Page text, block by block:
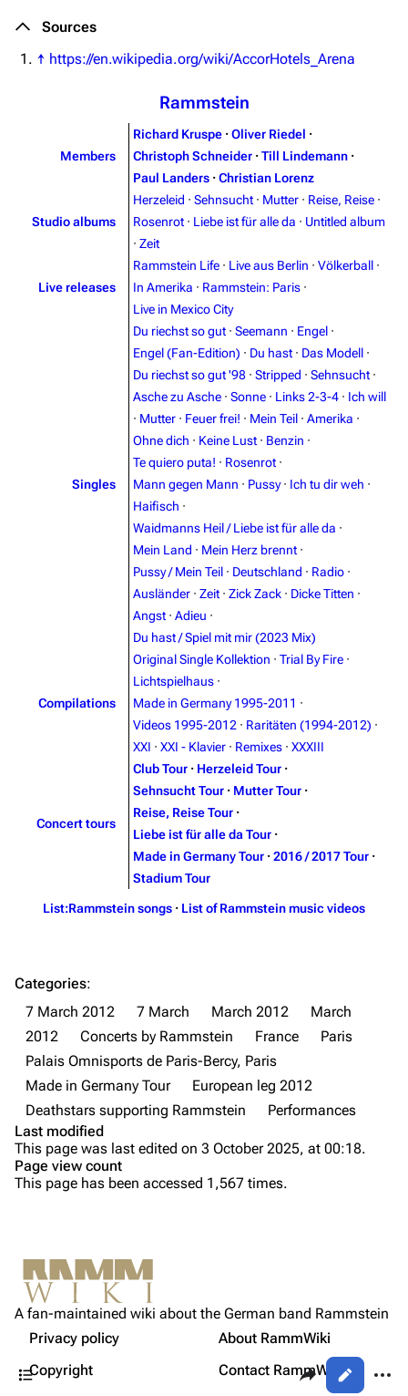
3.4K 12 290.4K
Navigation
Main page
Random page
Rammstein
Information
Discography
Videography
Song list
Merchandise
Emigrate
Discography
Videography
Song list
Merchandise
Lindemann
Information
Discography
Videography
Song list
Tour dates
Discography
Videography
Song list
Tour dates
Merchandise
Discography
Videography
Song list
Members
Christoph Schneider
Till Lindemann
Paul Landers
Christian Lorenz
Not logged in
Your IP address will be publicly visible if you make any
edits.
Log in
Share this page
Views
Purge
Get shortened URL
Expand all
Sources
↑ https://en.wikipedia.org/wiki/AccorHotels_Arena
Rammstein
Members
Richard Kruspe · Oliver Riedel ·
Christoph Schneider · Till Lindemann ·
Paul Landers · Christian Lorenz
Studio albums
Herzeleid · Sehnsucht · Mutter · Reise, Reise ·
Rosenrot · Liebe ist für alle da · Untitled album
· Zeit
Live releases
Rammstein Life · Live aus Berlin · Völkerball ·
In Amerika · Rammstein: Paris ·
Live in Mexico City
Singles
Du riechst so gut · Seemann · Engel ·
Engel (Fan-Edition) · Du hast · Das Modell ·
Du riechst so gut '98 · Stripped · Sehnsucht ·
Asche zu Asche · Sonne · Links 2-3-4 · Ich will
· Mutter · Feuer frei! · Mein Teil · Amerika ·
Ohne dich · Keine Lust · Benzin ·
Te quiero puta! · Rosenrot ·
Mann gegen Mann · Pussy · Ich tu dir weh ·
Haifisch ·
Waidmanns Heil / Liebe ist für alle da ·
Mein Land · Mein Herz brennt ·
Pussy / Mein Teil · Deutschland · Radio ·
Ausländer · Zeit · Zick Zack · Dicke Titten ·
Angst · Adieu ·
Du hast / Spiel mit mir (2023 Mix)
Compilations
Original Single Kollektion · Trial By Fire ·
Lichtspielhaus ·
Made in Germany 1995-2011 ·
Videos 1995-2012 · Raritäten (1994-2012) ·
XXI · XXI - Klavier · Remixes · XXXIII
Concert tours
Club Tour · Herzeleid Tour ·
Sehnsucht Tour · Mutter Tour ·
Reise, Reise Tour ·
Liebe ist für alle da Tour ·
Made in Germany Tour · 2016 / 2017 Tour ·
Stadium Tour
List:Rammstein songs · List of Rammstein music videos
Contents
Video
Trivia
Sources
Categories:
7 March 2012
7 March March 2012
March
2012
Concerts by Rammstein France
Paris
Palais Omnisports de Paris-Bercy, Paris
Made in Germany Tour
European leg 2012
Deathstars supporting Rammstein
Performances
Last modified
This page was last edited on 3 October 2025, at 00:18.
Page view count
This page has been accessed 1,567 times.
A fan-maintained wiki about the German band Rammstein
Privacy policy
About RammWiki
Copyright
Contact RammWiki